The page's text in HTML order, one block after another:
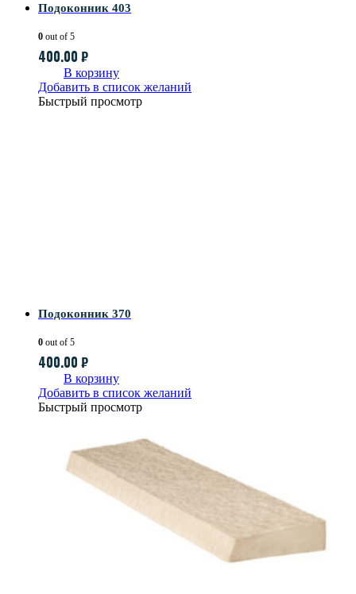
Подоконник 403
0 out of 5
400.00 ₽
В корзину
Добавить в список желаний
Быстрый просмотр
Подоконник 370
0 out of 5
400.00 ₽
В корзину
Добавить в список желаний
Быстрый просмотр